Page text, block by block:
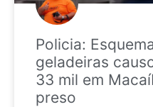
Policia:
geladeiras
33 mil em
preso